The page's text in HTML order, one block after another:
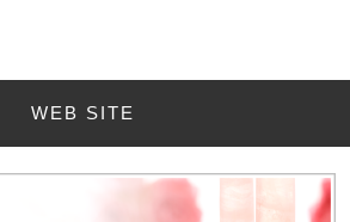
WEB SITE